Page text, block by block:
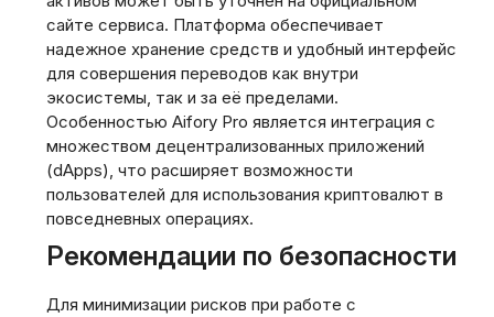
сайте сервиса. Платформа обеспечивает
надежное хранение средств и удобный интерфейс
для совершения переводов как внутри
экосистемы, так и за её пределами.
Особенностью Aifory Pro является интеграция с
множеством децентрализованных приложений
(dApps), что расширяет возможности
пользователей для использования криптовалют в
повседневных операциях.
Рекомендации по безопасности
Для минимизации рисков при работе с